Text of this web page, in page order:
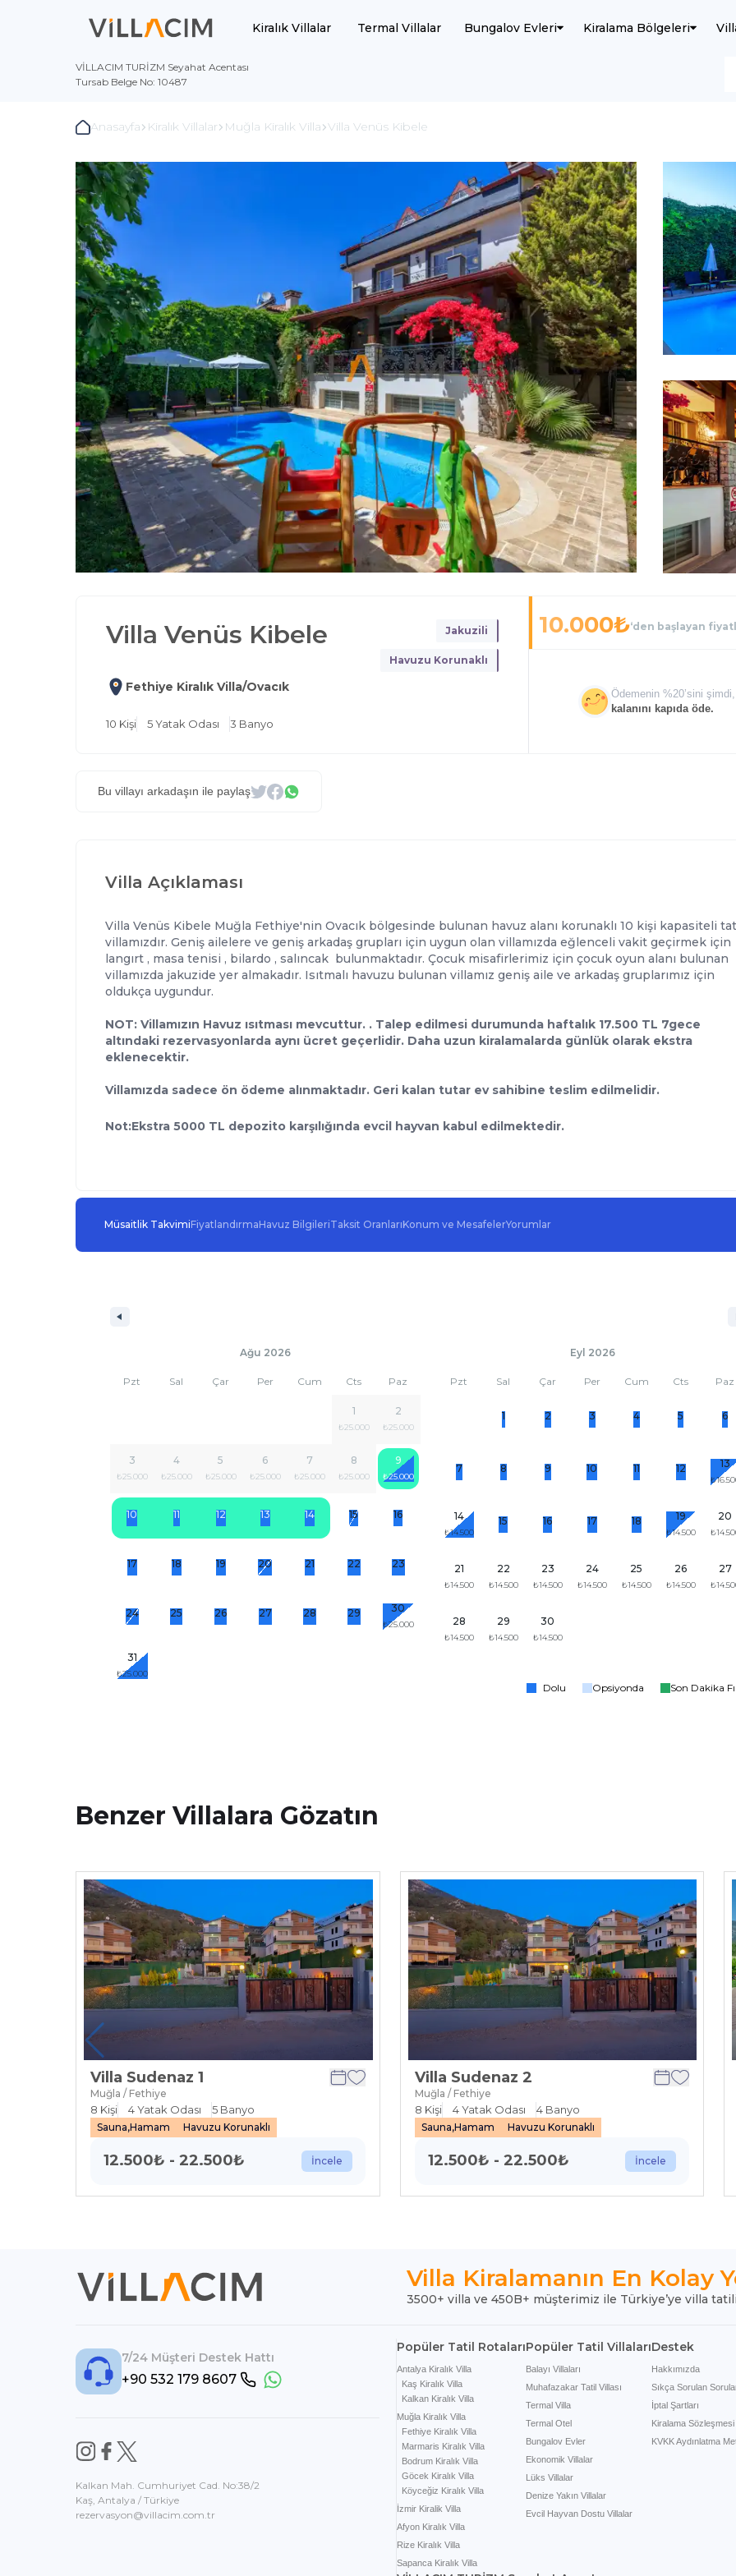
Kiralık Villalar Termal Villalar Bungalov Evleri Kiralama Bölgeleri
VİLLACIM TURİZM Seyahat Acentası
Tursab Belge No: 10487
Anasayfa Kiralık Villalar Muğla Kiralık Villa Villa Venüs Kibele
Villa Venüs Kibele Jakuzili
Havuzu Korunaklı
Fethiye Kiralık Villa/Ovacık
10 Kişi 5Yatak Odası 3 Banyo
10.000₺‘den başlayan
Ödemenin %20’sini şimdi,
kalanını kapıda öde.
Bu villayı arkadaşın ile paylaş
Villa Açıklaması
Villa Venüs Kibele Muğla Fethiye'nin Ovacık bölgesinde bulunan havuz alanı korunaklı 10 kişi kapasiteli
villamızdır. Geniş ailelere ve geniş arkadaş grupları için uygun olan villamızda eğlenceli vakit geçirmek için
langırt , masa tenisi , bilardo , salıncak bulunmaktadır. Çocuk misafirlerimiz için çocuk oyun alanı bulunan
villamızda jakuzide yer almakadır. Isıtmalı havuzu bulunan villamız geniş aile ve arkadaş gruplarımız için
oldukça uygundur.
NOT: Villamızın Havuz ısıtması mevcuttur. . Talep edilmesi durumunda haftalık 17.500 TL 7gece
altındaki rezervasyonlarda aynı ücret geçerlidir. Daha uzun kiralamalarda günlük olarak ekstra
eklenecektir.
Villamızda sadece ön ödeme alınmaktadır. Geri kalan tutar ev sahibine teslim edilmelidir.
Not:Ekstra 5000 TL depozito karşılığında evcil hayvan kabul edilmektedir.
Müsaitlik TakvimiFiyatlandırmaHavuz BilgileriTaksit OranlarıKonum ve MesafelerYorumlar
Ağu 2026
Pzt Sal Çar Per Cum Cts Paz
1
₺25.000
2
₺25.000
3
₺25.000
4
₺25.000
5
₺25.000
6
₺25.000
7
₺25.000
8
₺25.000
9
₺25.000
10 11 12 13 14 15 16
17 18 19 20 21 22 23
24 25 26 27 28 29 30
₺25.000
31
₺25.000
Eyl 2026
Pzt Sal Çar Per Cum Cts Paz
1 2 3 4 5 6
7 8 9 10 11 12 13
14
₺14.500
15 16 17 18 19
₺14.500
20
21
₺14.500
22
₺14.500
23
₺14.500
24
₺14.500
25
₺14.500
26
₺14.500
27
28
₺14.500
29
₺14.500
30
₺14.500
Dolu Opsiyonda Son Dakika
Benzer Villalara Gözatın
Villa Sudenaz 1
Muğla / Fethiye
8 Kişi 4Yatak Odası 5 Banyo
Sauna,Hamam Havuzu Korunaklı
12.500₺ - 22.500₺ İncele
Villa Sudenaz 2
Muğla / Fethiye
8 Kişi 4Yatak Odası 4Banyo
Sauna,Hamam Havuzu Korunaklı
12.500₺ - 22.500₺ İncele
Villa Kiralamanın En Kolay
3500+ villa ve 450B+ müşterimiz ile Türkiye’ye villa
7/24 Müşteri Destek Hattı
+90 532 179 8607
Kalkan Mah. Cumhuriyet Cad. No:38/2
Kaş, Antalya / Türkiye
rezervasyon@villacim.com.tr
Popüler Tatil Rotaları
Antalya Kiralık Villa
Kaş Kiralık Villa
Kalkan Kiralık Villa
Muğla Kiralık Villa
Fethiye Kiralık Villa
Marmaris Kiralık Villa
Bodrum Kiralık Villa
Göcek Kiralık Villa
Köyceğiz Kiralık Villa
İzmir Kiralik Villa
Afyon Kiralık Villa
Rize Kiralık Villa
Sapanca Kiralık Villa
Popüler Tatil Villaları
Balayı Villaları
Muhafazakar Tatil Villası
Termal Villa
Termal Otel
Bungalov Evler
Ekonomik Villalar
Lüks Villalar
Denize Yakın Villalar
Evcil Hayvan Dostu Villalar
Destek
Hakkımızda
Sıkça Sorulan
İptal Şartları
Kiralama Sözleşmesi
KVKK Aydınlatma